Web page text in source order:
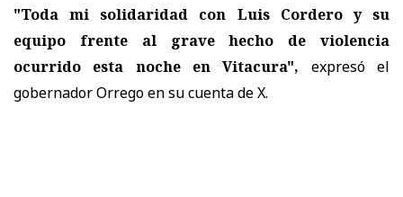
"Toda mi solidaridad con Luis Cordero y su
equipo frente al grave hecho de violencia
ocurrido esta noche en Vitacura", expresó el
gobernador Orrego en su cuenta de X.